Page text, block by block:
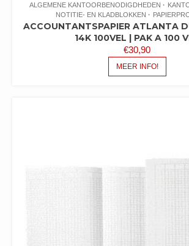
ALGEMENE KANTOORBENODIGDHEDEN
NOTITIE- EN KLADBLOKKEN
ACCOUNTANTSPAPIER ATLANTA
14K 100VEL | PAK A 100
€30,90
MEER INFO!